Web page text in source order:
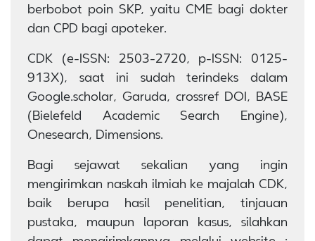
berbobot poin SKP, yaitu CME bagi dokter
dan CPD bagi apoteker.
CDK (e-ISSN: 2503-2720, p-ISSN: 0125-
913X), saat ini sudah terindeks dalam
Google.scholar, Garuda, crossref DOI, BASE
(Bielefeld Academic Search Engine),
Onesearch, Dimensions.
Bagi sejawat sekalian yang ingin
mengirimkan naskah ilmiah ke majalah CDK,
baik berupa hasil penelitian, tinjauan
pustaka, maupun laporan kasus, silahkan